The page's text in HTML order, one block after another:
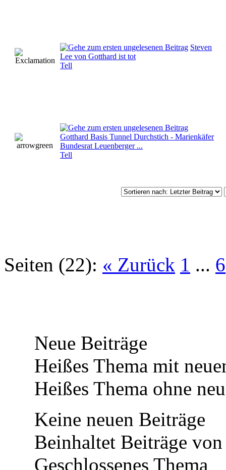
Steven
Lee von Gotthard ist tot
Tell
Gotthard Basis Tunnel Durchstich - Marienkäfer
Bundesrat Leuenberger ...
Tell
Seiten (22): « Zurück 1 ... 6
Neue Beiträge
Heißes Thema mit
Heißes Thema ohne
Keine neuen Beiträge
Beinhaltet Beiträge
Geschlossenes Thema